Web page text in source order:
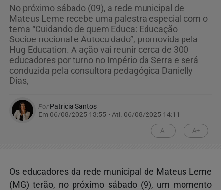
No próximo sábado (09), a rede municipal de
Mateus Leme recebe uma palestra especial com o
tema “Cuidando de quem Educa: Educação
Socioemocional e Autocuidado”, promovida pela
Hug Education. A ação vai reunir cerca de 300
educadores por turno no Império da Serra e será
conduzida pela consultora pedagógica Danielly
Dias,
PorPatricia Santos
Em 06/08/2025 13:55 - Atl. 06/08/2025 14:11
A- A+
Os educadores da rede municipal de Mateus Leme
(MG) terão, no próximo sábado (9), um momento